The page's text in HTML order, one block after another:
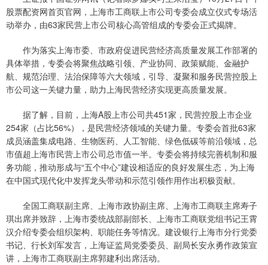
股票配资网首页官网，上海市工商联上市公司专委会成立仪式专场活
动举办，由63家民营上市公司核心高管组成的专委会正式揭牌。
作为落实上海市委、市政府促进民营经济高质量发展工作部署的
具体举措，专委会将聚焦战略引领、产业协同、政策赋能、金融护
航、规范治理、法治保障等六大领域，引导、凝聚和服务民营控股上
市公司这一关键力量，助力上海民营经济实现更高质量发展。
据了解，目前，上海A股上市公司共451家，民营控股上市企业
254家（占比56%），是民营经济领域的关键力量。专委会首批63家
成员涵盖集成电路、生物医药、人工智能、绿色低碳等前沿领域，总
市值超上海市民营上市公司总市值一半。专委会将持续完善机制和服
务功能，推动形成与“五个中心”建设相适应的良好发展生态，为上海
在中国式现代化中发挥龙头带动和示范引领作用作出积极贡献。
全国工商联副主席、上海市政协副主席、上海市工商联主席寿子
琪出席并致辞，上海市委统战部副部长、上海市工商联党组书记王霄
汉介绍专委会组织架构、职能任务等情况。建设银行上海市分行党委
书记、行长刘军发言，上海证监局党委委员、副局长安永勇作政策宣
讲，上海市工商联副主席郭建利出席活动。